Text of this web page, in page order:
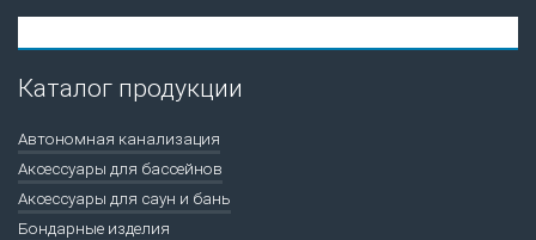
Каталог продукции
Автономная канализация
Аксессуары для бассейнов
Аксессуары для саун и бань
Бондарные изделия